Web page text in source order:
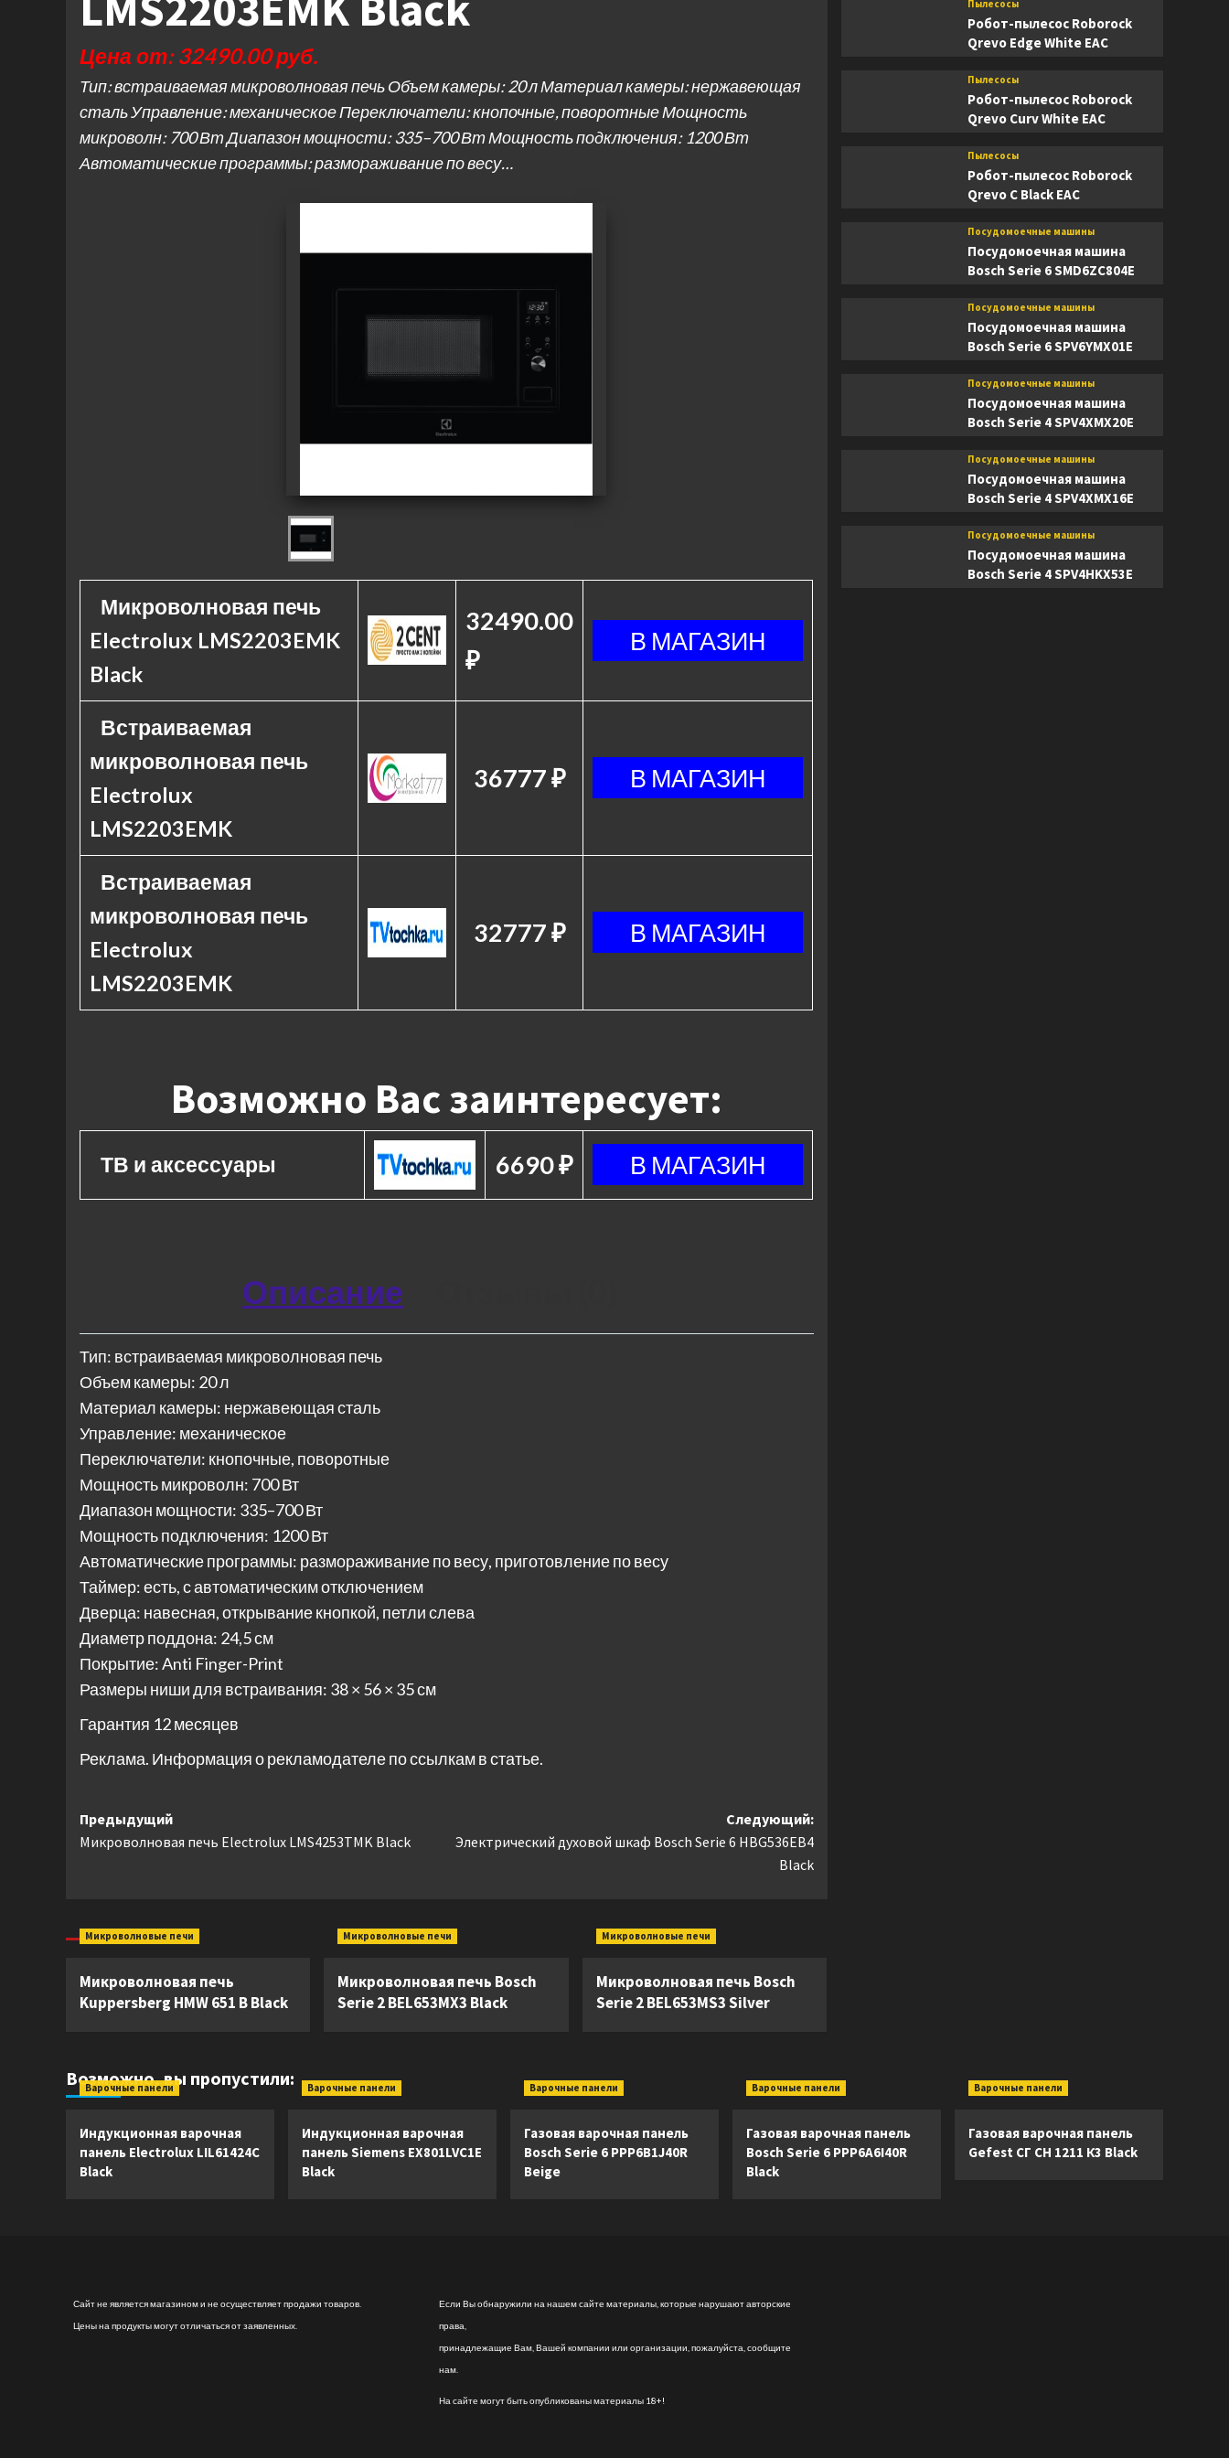
Цена от: 32490.00 руб.
Тип: встраиваемая микроволновая печь Объем камеры: 20 л Материал камеры: нержавеющая
сталь Управление: механическое Переключатели: кнопочные, поворотные Мощность
микроволн: 700 Вт Диапазон мощности: 335–700 Вт Мощность подключения: 1200 Вт
Автоматические программы: размораживание по весу…
Микроволновая печь
Electrolux LMS2203EMK
Black
32490.00
₽
Встраиваемая
микроволновая печь
Electrolux
LMS2203EMK
36777 ₽
Встраиваемая
микроволновая печь
Electrolux
LMS2203EMK
32777 ₽
Возможно Вас заинтересует:
ТВ и аксессуары 6690 ₽
Описание
Тип: встраиваемая микроволновая печь
Объем камеры: 20 л
Материал камеры: нержавеющая сталь
Управление: механическое
Переключатели: кнопочные, поворотные
Мощность микроволн: 700 Вт
Диапазон мощности: 335–700 Вт
Мощность подключения: 1200 Вт
Автоматические программы: размораживание по весу, приготовление по весу
Таймер: есть, с автоматическим отключением
Дверца: навесная, открывание кнопкой, петли слева
Диаметр поддона: 24,5 см
Покрытие: Anti Finger-Print
Размеры ниши для встраивания: 38 × 56 × 35 см
Гарантия 12 месяцев
Реклама. Информация о рекламодателе по ссылкам в статье.
Навигация
записи
Предыдущий
Микроволновая печь Electrolux LMS4253TMK Black
Следующий:
Электрический духовой шкаф Bosch Serie 6 HBG536EB4
Black
Микроволновые печи
Микроволновая печь
Kuppersberg HMW 651 B Black
Микроволновые печи
Микроволновая печь Bosch
Serie 2 BEL653MX3 Black
Микроволновые печи
Микроволновая печь Bosch
Serie 2 BEL653MS3 Silver
Пылесосы
Робот-пылесос Roborock
Qrevo Edge White EAC
Пылесосы
Робот-пылесос Roborock
Qrevo Curv White EAC
Пылесосы
Робот-пылесос Roborock
Qrevo C Black EAC
Посудомоечные машины
Посудомоечная машина
Bosch Serie 6 SMD6ZC804E
Посудомоечные машины
Посудомоечная машина
Bosch Serie 6 SPV6YMX01E
Посудомоечные машины
Посудомоечная машина
Bosch Serie 4 SPV4XMX20E
Посудомоечные машины
Посудомоечная машина
Bosch Serie 4 SPV4XMX16E
Посудомоечные машины
Посудомоечная машина
Bosch Serie 4 SPV4HKX53E
Возможно, вы пропустили:
Варочные панели
Индукционная варочная
панель Electrolux LIL61424C
Black
Варочные панели
Индукционная варочная
панель Siemens EX801LVC1E
Black
Варочные панели
Газовая варочная панель
Bosch Serie 6 PPP6B1J40R
Beige
Варочные панели
Газовая варочная панель
Bosch Serie 6 PPP6A6I40R
Black
Варочные панели
Газовая варочная панель
Gefest СГ СН 1211 К3 Black
Сайт не является магазином и не осуществляет продажи товаров.
Цены на продукты могут отличаться от заявленных.
Если Вы обнаружили на нашем сайте материалы, которые нарушают авторские
права,
принадлежащие Вам, Вашей компании или организации, пожалуйста, сообщите
нам.
На сайте могут быть опубликованы материалы 18+!